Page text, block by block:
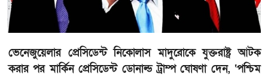
ভেনেজুয়েলার প্রেসিডেন্ট নিকোলাস মাদুরোকে যুক্তরাষ্ট্র আটক
করার পর মার্কিন প্রেসিডেন্ট ডোনাল্ড ট্রাম্প ঘোষণা দেন, ‘পশ্চিম